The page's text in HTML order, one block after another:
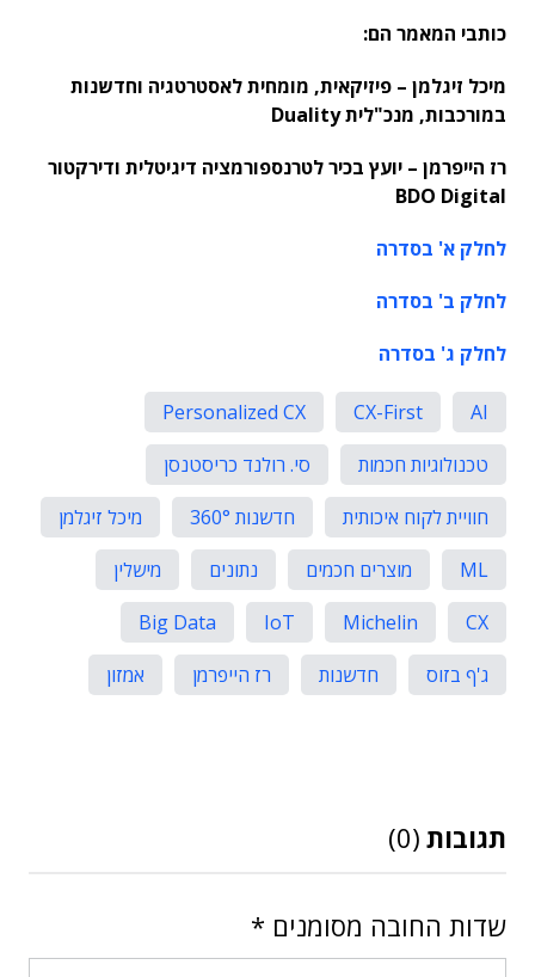
כותבי המאמר הם:
מיכל זיגלמן – פיזיקאית, מומחית לאסטרטגיה וחדשנות
במורכבות, מנכ"לית Duality
רז הייפרמן – יועץ בכיר לטרנספורמציה דיגיטלית ודירקטור
BDO Digital
לחלק א' בסדרה
לחלק ב' בסדרה
לחלק ג' בסדרה
AI
CX-First
Personalized CX
טכנולוגיות חכמות
סי. רולנד כריסטנסן
חוויית לקוח איכותית
חדשנות 360°
מיכל זיגלמן
ML
מוצרים חכמים נתונים
מישלין
CX
Michelin
IoT
Big Data
ג'ף בזוס
חדשנות רז הייפרמן אמזון
תגובות (0)
שדות החובה מסומנים *